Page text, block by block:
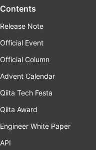
Contents
Release Note
Official Event
Official Column
Advent Calendar
Qiita Tech Festa
Qiita Award
Engineer White Paper
API